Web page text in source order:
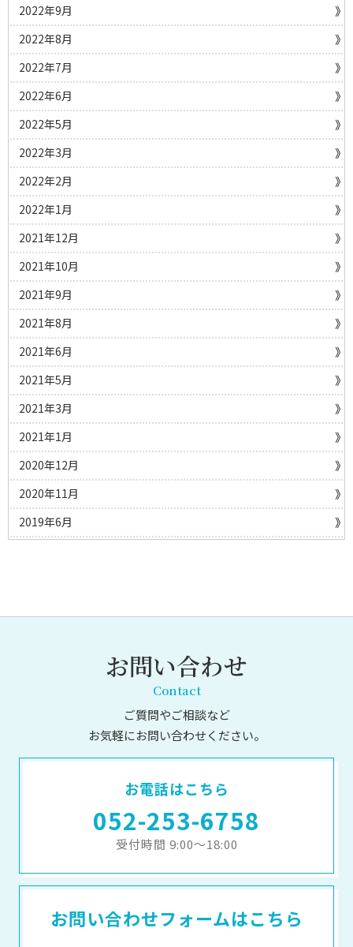
2022年9月
2022年8月
2022年7月
2022年6月
2022年5月
2022年3月
2022年2月
2022年1月
2021年12月
2021年10月
2021年9月
2021年8月
2021年6月
2021年5月
2021年3月
2021年1月
2020年12月
2020年11月
2019年6月
お問い合わせ
Contact
ご質問やご相談など
お気軽にお問い合わせください。
お電話はこちら
052-253-6758
受付時間 9:00～18:00
お問い合わせフォームはこちら